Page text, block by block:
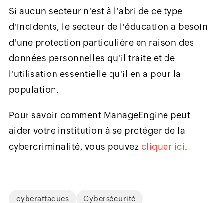
Si aucun secteur n'est à l'abri de ce type
d'incidents, le secteur de l'éducation a besoin
d'une protection particulière en raison des
données personnelles qu'il traite et de
l'utilisation essentielle qu'il en a pour la
population.
Pour savoir comment ManageEngine peut
aider votre institution à se protéger de la
cybercriminalité, vous pouvez cliquer ici.
cyberattaques Cybersécurité